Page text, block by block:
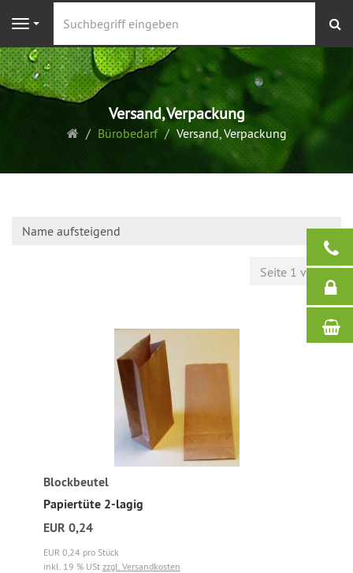
Navigation
Versand, Verpackung
Startseite
Bürobedarf Versand, Verpackung
Name aufsteigend
Seite 1 von 1
Blockbeutel
Papiertüte 2-lagig
EUR 0,24
EUR 0,24 pro Stück
inkl. 19 % USt zzgl. Versandkosten